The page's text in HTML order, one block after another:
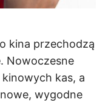
kina przechodzą
Nowoczesne
kas, a
wygodne